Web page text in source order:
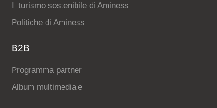
Il turismo sostenibile di Aminess
Politiche di Aminess
B2B
Programma partner
Album multimediale